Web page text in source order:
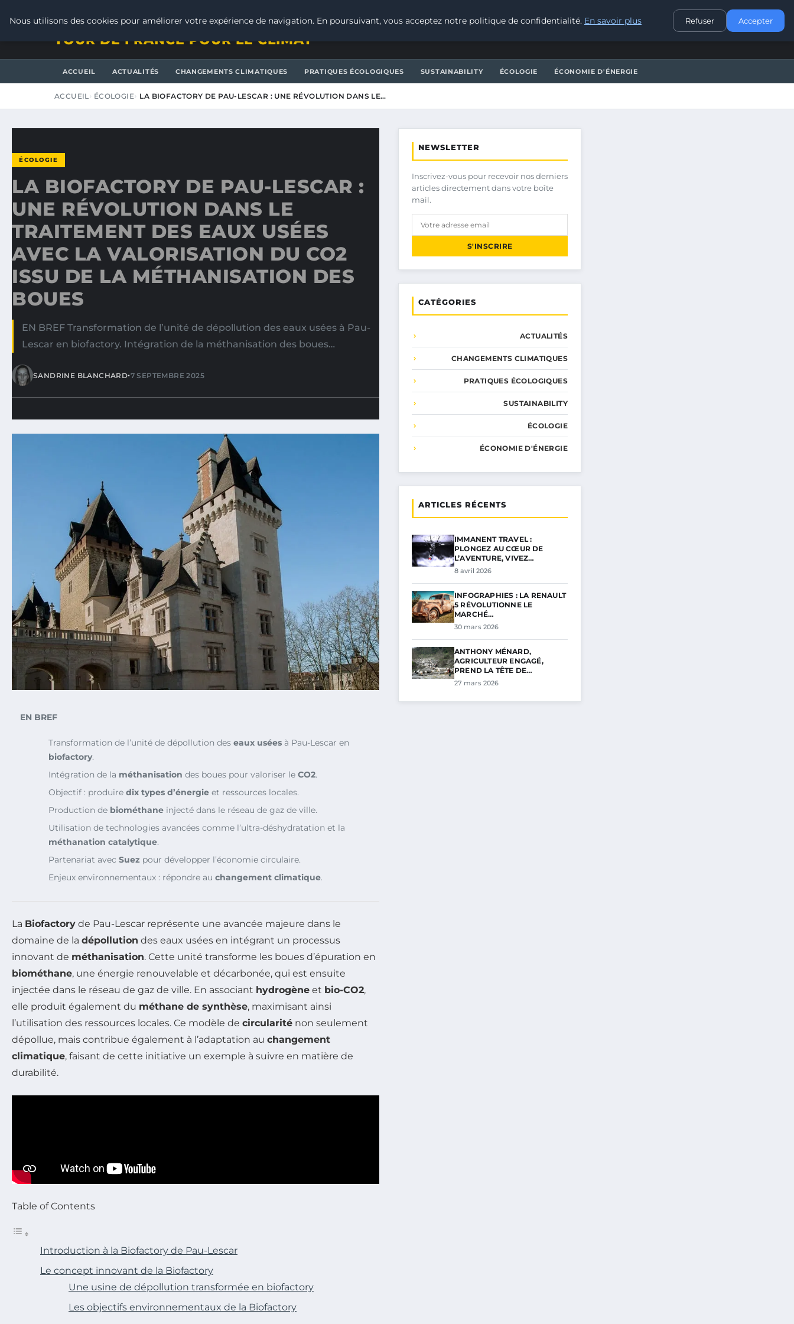
CONTACT
TOUR DE FRANCE POUR LE CLIMAT
ACCUEIL ACTUALITÉS CHANGEMENTS CLIMATIQUES PRATIQUES ÉCOLOGIQUES SUSTAINABILITY ÉCOLOGIE ÉCONOMIE D'ÉNERGIE
ACCUEIL ÉCOLOGIE LA BIOFACTORY DE PAU-LESCAR : UNE RÉVOLUTION DANS LE…
ÉCOLOGIE
LA BIOFACTORY DE PAU-LESCAR :
UNE RÉVOLUTION DANS LE
TRAITEMENT DES EAUX USÉES
AVEC LA VALORISATION DU CO2
ISSU DE LA MÉTHANISATION DES
BOUES
EN BREF Transformation de l’unité de dépollution des eaux usées à Pau-
Lescar en biofactory. Intégration de la méthanisation des boues…
SANDRINE BLANCHARD•7 SEPTEMBRE 2025
EN BREF
Transformation de l’unité de dépollution des eaux usées à Pau-Lescar en
biofactory.
Intégration de la méthanisation des boues pour valoriser le CO2.
Objectif : produire dix types d’énergie et ressources locales.
Production de biométhane injecté dans le réseau de gaz de ville.
Utilisation de technologies avancées comme l’ultra-déshydratation et la
méthanation catalytique.
Partenariat avec Suez pour développer l’économie circulaire.
Enjeux environnementaux : répondre au changement climatique.
La Biofactory de Pau-Lescar représente une avancée majeure dans le
domaine de la dépollution des eaux usées en intégrant un processus
innovant de méthanisation. Cette unité transforme les boues d’épuration en
biométhane, une énergie renouvelable et décarbonée, qui est ensuite
injectée dans le réseau de gaz de ville. En associant hydrogène et bio-CO2,
elle produit également du méthane de synthèse, maximisant ainsi
l’utilisation des ressources locales. Ce modèle de circularité non seulement
dépollue, mais contribue également à l’adaptation au changement
climatique, faisant de cette initiative un exemple à suivre en matière de
durabilité.
Table of Contents
Introduction à la Biofactory de Pau-Lescar
Le concept innovant de la Biofactory
Une usine de dépollution transformée en biofactory
Les objectifs environnementaux de la Biofactory
NEWSLETTER
Inscrivez-vous pour recevoir nos derniers
articles directement dans votre boîte
mail.
S'INSCRIRE
CATÉGORIES
ACTUALITÉS
CHANGEMENTS CLIMATIQUES
PRATIQUES ÉCOLOGIQUES
SUSTAINABILITY
ÉCOLOGIE
ÉCONOMIE D'ÉNERGIE
ARTICLES RÉCENTS
IMMANENT TRAVEL :
PLONGEZ AU CŒUR DE
L’AVENTURE, VIVEZ…
8 avril 2026
INFOGRAPHIES : LA RENAULT
5 RÉVOLUTIONNE LE
MARCHÉ…
30 mars 2026
ANTHONY MÉNARD,
AGRICULTEUR ENGAGÉ,
PREND LA TÊTE DE…
27 mars 2026
Nous utilisons des cookies pour améliorer votre expérience de navigation. En poursuivant, vous acceptez notre politique de confidentialité. En savoir plus Refuser Accepter